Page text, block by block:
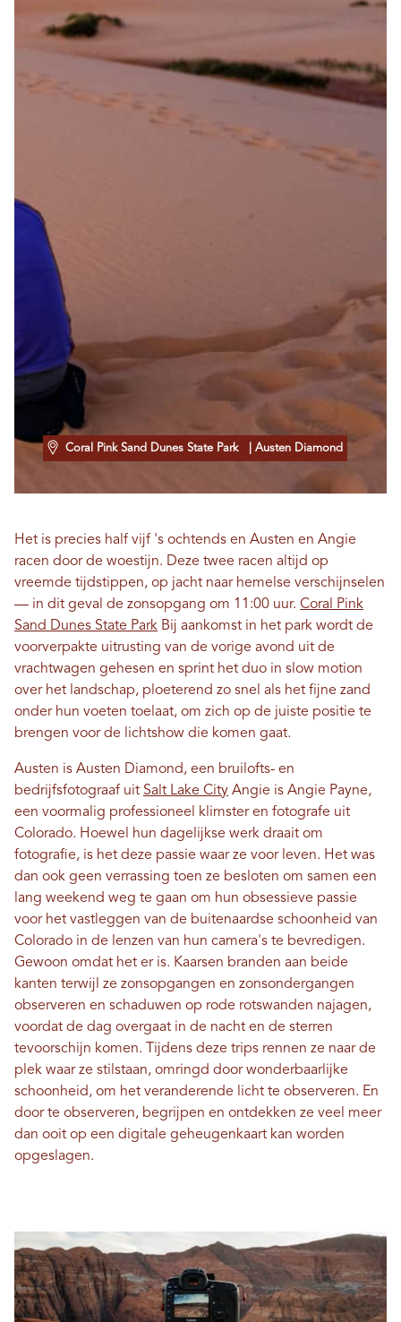
Coral Pink Sand Dunes State Park | Austen Diamond
Het is precies half vijf 's ochtends en Austen en Angie
racen door de woestijn. Deze twee racen altijd op
vreemde tijdstippen, op jacht naar hemelse verschijnselen
— in dit geval de zonsopgang om 11:00 uur. Coral Pink
Sand Dunes State Park Bij aankomst in het park wordt de
voorverpakte uitrusting van de vorige avond uit de
vrachtwagen gehesen en sprint het duo in slow motion
over het landschap, ploeterend zo snel als het fijne zand
onder hun voeten toelaat, om zich op de juiste positie te
brengen voor de lichtshow die komen gaat.
Austen is Austen Diamond, een bruilofts- en
bedrijfsfotograaf uit Salt Lake City Angie is Angie Payne,
een voormalig professioneel klimster en fotografe uit
Colorado. Hoewel hun dagelijkse werk draait om
fotografie, is het deze passie waar ze voor leven. Het was
dan ook geen verrassing toen ze besloten om samen een
lang weekend weg te gaan om hun obsessieve passie
voor het vastleggen van de buitenaardse schoonheid van
Colorado in de lenzen van hun camera's te bevredigen.
Gewoon omdat het er is. Kaarsen branden aan beide
kanten terwijl ze zonsopgangen en zonsondergangen
observeren en schaduwen op rode rotswanden najagen,
voordat de dag overgaat in de nacht en de sterren
tevoorschijn komen. Tijdens deze trips rennen ze naar de
plek waar ze stilstaan, omringd door wonderbaarlijke
schoonheid, om het veranderende licht te observeren. En
door te observeren, begrijpen en ontdekken ze veel meer
dan ooit op een digitale geheugenkaart kan worden
opgeslagen.